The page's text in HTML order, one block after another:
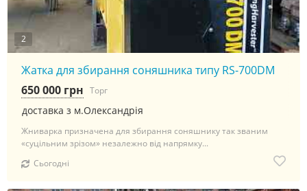
2
Жатка для збирання соняшника типу RS-700DM
доставка з м.Олександрія
650 000 грн Торг
Жниварка призначена для збирання соняшнику так званим
«суцільним зрізом» незалежно від напрямку...
Сьогодні